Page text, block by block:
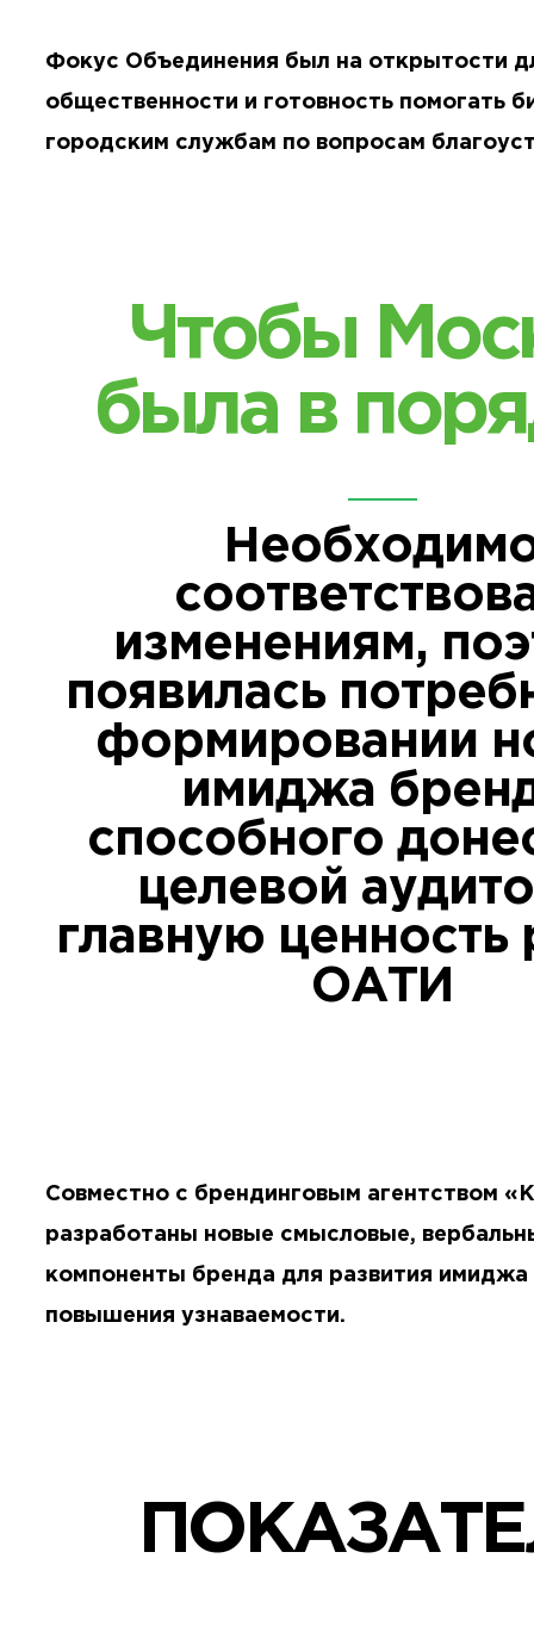
Фокус Объединения был на открытости
общественности и готовность помогать
городским службам по вопросам
Чтобы
была в
изменениям,
появилась
формировании
имиджа
способного
целевой
главную ценность
ОАТИ
Совместно с брендинговым агентством
разработаны новые смысловые,
компоненты бренда для развития имиджа
повышения узнаваемости.